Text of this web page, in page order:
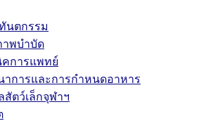
นตกรรม
พบำบัด
การแพทย์
การและการกำหนดอาหาร
สัตว์เล็กจุฬาฯ